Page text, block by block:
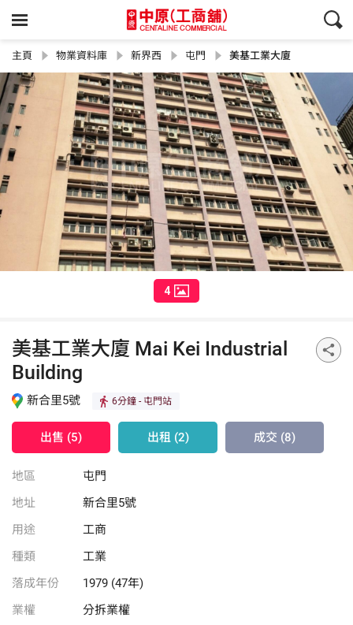
主頁 物業資料庫 新界西 屯門 美基工業大廈
美基工業大廈 Mai Kei Industrial
Building
新合里5號 6分鐘 - 屯門站
出售 (5) 出租 (2) 成交 (8)
地區
屯門
地址
新合里5號
用途
工商
種類
工業
落成年份
1979 (47年)
業權
分拆業權
4